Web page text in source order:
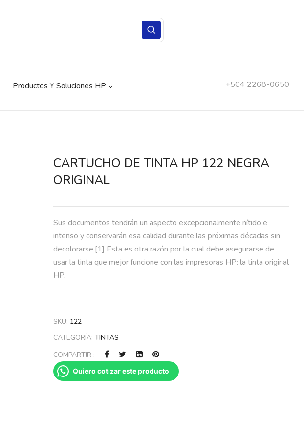
Productos Y Soluciones HP
+504 2268-0650
CARTUCHO DE TINTA HP 122 NEGRA
ORIGINAL
Sus documentos tendrán un aspecto excepcionalmente nítido e
intenso y conservarán esa calidad durante las próximas décadas sin
decolorarse.[1] Esta es otra razón por la cual debe asegurarse de
usar la tinta que mejor funcione con las impresoras HP: la tinta original
HP.
SKU: 122
CATEGORÍA:TINTAS
COMPARTIR :
Quiero cotizar este producto
BE THE FIRST TO REVIEW “CARTUCHO DE TINTA HP 122 NEGRA
You must belogged into post a review.